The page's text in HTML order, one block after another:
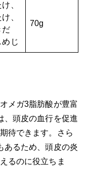
、
、
だ
めじ
70g
メガ3脂肪酸が豊富
、頭皮の血行を促進
待できます。さら
あるため、頭皮の炎
るのに役立ちま